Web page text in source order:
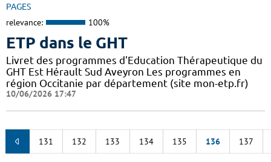
PAGES
relevance: 100%
ETP dans le GHT
Livret des programmes d'Education Thérapeutique du
GHT Est Hérault Sud Aveyron Les programmes en
région Occitanie par département (site mon-etp.fr)
10/06/2026 17:47
131 132 133 134 135 136 137